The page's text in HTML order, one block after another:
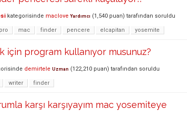
kategorisinde maclove Yardımcı (1,540 puan) tarafından soruldu
mac finder pencere elcapitan yosemite
için program kullanıyor musunuz?
demirtele Uzman (122,210 puan) tarafından soruldu
writer finder
karşı karşıyayım mac yosemiteye